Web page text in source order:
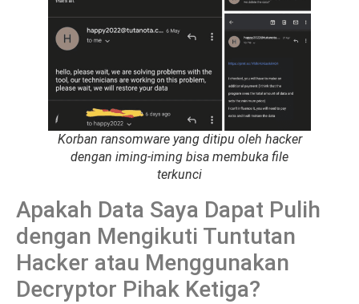
Korban ransomware yang ditipu oleh hacker
dengan iming-iming bisa membuka file
terkunci
Apakah Data Saya Dapat Pulih
dengan Mengikuti Tuntutan
Hacker atau Menggunakan
Decryptor Pihak Ketiga?